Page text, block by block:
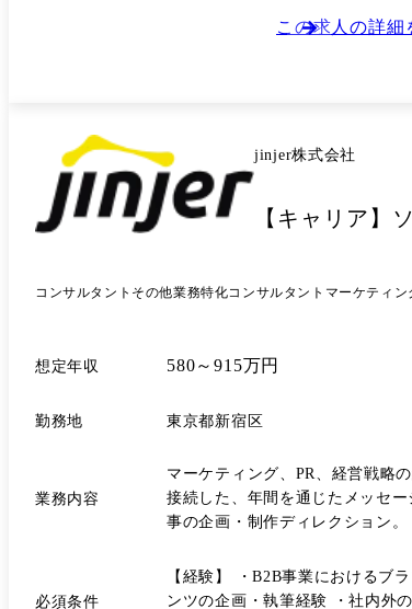
この求人の詳細
jinjer株式会社
【キャリア】
コンサルタント その他業務特化コンサルタント マーケティン
想定年収 580～915万円
勤務地 東京都新宿区
業務内容
マーケティング、PR、経営戦略
接続した、年間を通じたメッセ
事の企画・制作ディレクション
必須条件
【経験】 ・B2B事業におけるブ
ンツの企画・執筆経験 ・社内外